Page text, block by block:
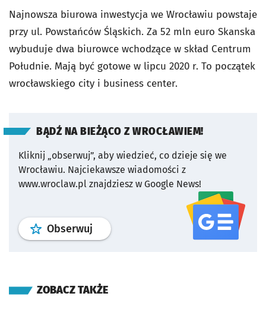
Najnowsza biurowa inwestycja we Wrocławiu powstaje
przy ul. Powstańców Śląskich. Za 52 mln euro Skanska
wybuduje dwa biurowce wchodzące w skład Centrum
Południe. Mają być gotowe w lipcu 2020 r. To początek
wrocławskiego city i business center.
BĄDŹ NA BIEŻĄCO Z WROCŁAWIEM!
Kliknij „obserwuj”, aby wiedzieć, co dzieje się we
Wrocławiu. Najciekawsze wiadomości z
www.wroclaw.pl znajdziesz w Google News!
Obserwuj profil serwisu
ZOBACZ TAKŻE